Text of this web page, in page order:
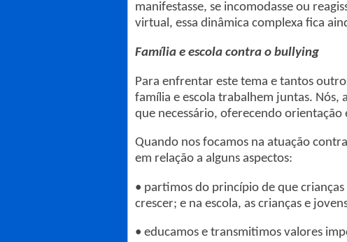
manifestasse, se incomodasse ou
virtual, essa dinâmica complexa fica
Família e escola contra o bullying
Para enfrentar este tema e tantos
família e escola trabalhem juntas. Nós,
que necessário, oferecendo orientação
Quando nos focamos na atuação
em relação a alguns aspectos:
• partimos do princípio de que
crescer; e na escola, as crianças e
• educamos e transmitimos valores